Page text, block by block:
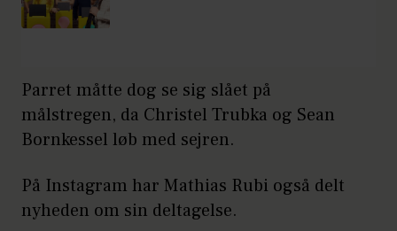
Parret måtte dog se sig slået på
målstregen, da Christel Trubka og Sean
Bornkessel løb med sejren.
På Instagram har Mathias Rubi også delt
nyheden om sin deltagelse.